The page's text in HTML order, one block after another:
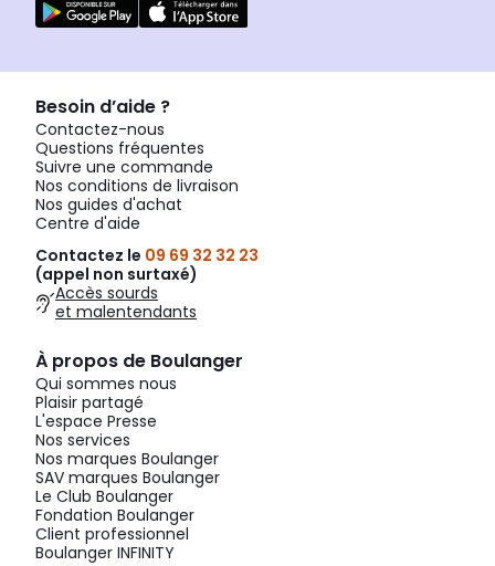
Besoin d’aide ?
Contactez-nous
Questions fréquentes
Suivre une commande
Nos conditions de livraison
Nos guides d'achat
Centre d'aide
Contactez le 09 69 32 32 23
(appel non surtaxé)
Accès sourds
et malentendants
À propos de Boulanger
Qui sommes nous
Plaisir partagé
L'espace Presse
Nos services
Nos marques Boulanger
SAV marques Boulanger
Le Club Boulanger
Fondation Boulanger
Client professionnel
Boulanger INFINITY